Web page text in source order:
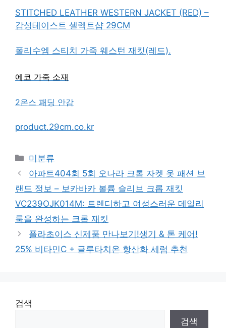
STITCHED LEATHER WESTERN JACKET (RED) –
감성테이스트 셀렉트샵 29CM
폴리수엠 스티치 가죽 웨스턴 재킷(레드).
에코 가죽 소재
2온스 패딩 안감
product.29cm.co.kr
Categories
미분류
아파트404회 5회 오나라 크롭 자켓 옷 패션 브
랜드 정보 – 보카바카 볼륨 슬리브 크롭 재킷
VC239OJK014M: 트렌디하고 여성스러운 데일리
룩을 완성하는 크롭 재킷
폴라초이스 신제품 만나보기!생기 & 톤 케어!
25% 비타민C + 글루타치온 항산화 세럼 추천
검색
검색